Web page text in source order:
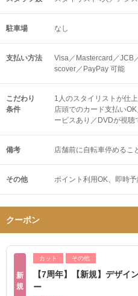
駐車場 なし
支払い方法
Visa／Mastercard／JCB
scover／PayPay 可能
こだわり
条件
1人のスタイリストが仕
店頭でのカード支払い
ービスあり／DVDが視聴
備考 店舗前に自転車停めるこ
その他 ポイント利用OK 即時
クーポン
新
規
カット その他
【7周年】【新規】デザイ
ー